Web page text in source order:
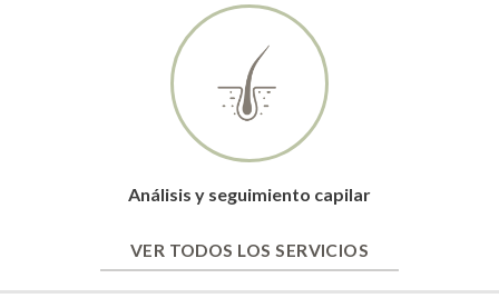
Análisis y seguimiento capilar
VER TODOS LOS SERVICIOS